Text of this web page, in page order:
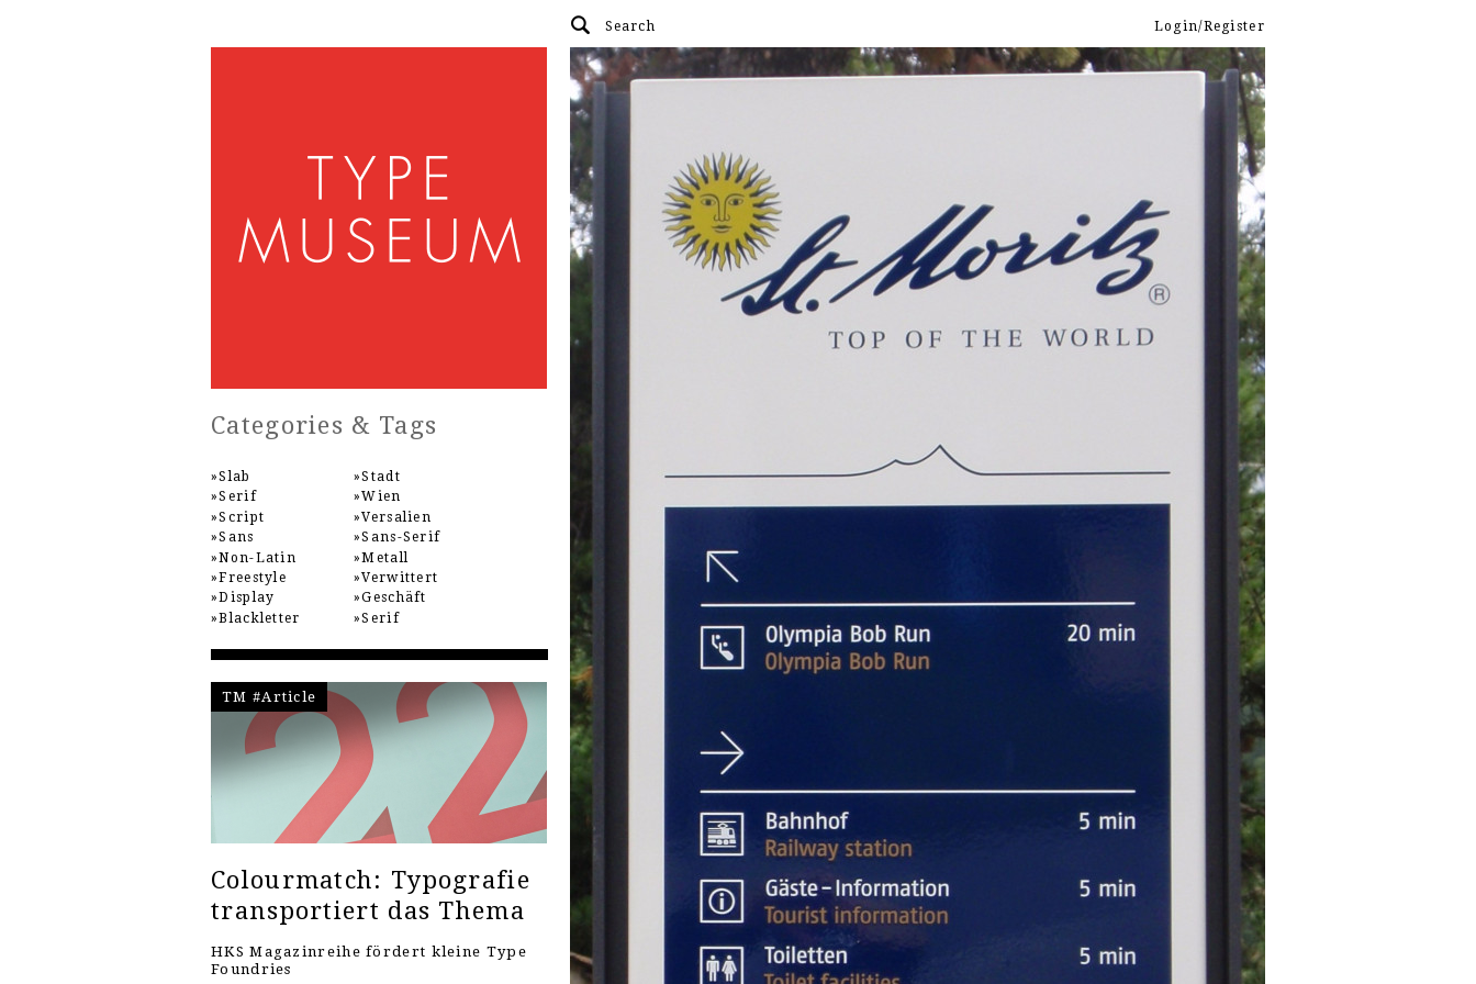
Login/Register
Categories & Tags
Slab
Serif
Script
Sans
Non-Latin
Freestyle
Display
Blackletter
Stadt
Wien
Versalien
Sans-Serif
Metall
Verwittert
Geschäft
Serif
TM #Article
Colourmatch: Typografie
transportiert das Thema
HKS Magazinreihe fördert kleine Type
Foundries